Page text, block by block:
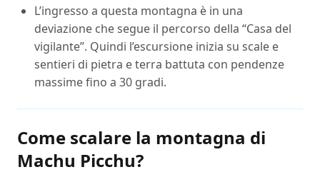
L’ingresso a questa montagna è in una
deviazione che segue il percorso della “Casa del
vigilante”. Quindi l’escursione inizia su scale e
sentieri di pietra e terra battuta con pendenze
massime fino a 30 gradi.
Come scalare la montagna di
Machu Picchu?